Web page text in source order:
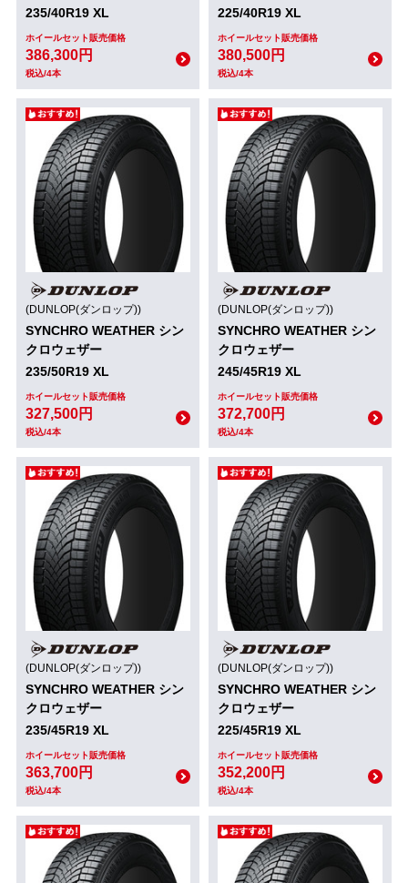
235/40R19 XL
ホイールセット販売価格
386,300円
税込/4本
225/40R19 XL
ホイールセット販売価格
380,500円
税込/4本
(DUNLOP(ダンロップ))
SYNCHRO WEATHER シン
クロウェザー
235/50R19 XL
ホイールセット販売価格
327,500円
税込/4本
(DUNLOP(ダンロップ))
SYNCHRO WEATHER シン
クロウェザー
245/45R19 XL
ホイールセット販売価格
372,700円
税込/4本
(DUNLOP(ダンロップ))
SYNCHRO WEATHER シン
クロウェザー
235/45R19 XL
ホイールセット販売価格
363,700円
税込/4本
(DUNLOP(ダンロップ))
SYNCHRO WEATHER シン
クロウェザー
225/45R19 XL
ホイールセット販売価格
352,200円
税込/4本